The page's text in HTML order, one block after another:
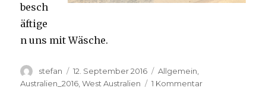
besch
äftige
n uns mit Wäsche.
Autor
stefan
Veröffentlicht
am
12. September 2016 Kategorien
Allgemein
Australien_2016 ,West Australien 1 Kommentarzu